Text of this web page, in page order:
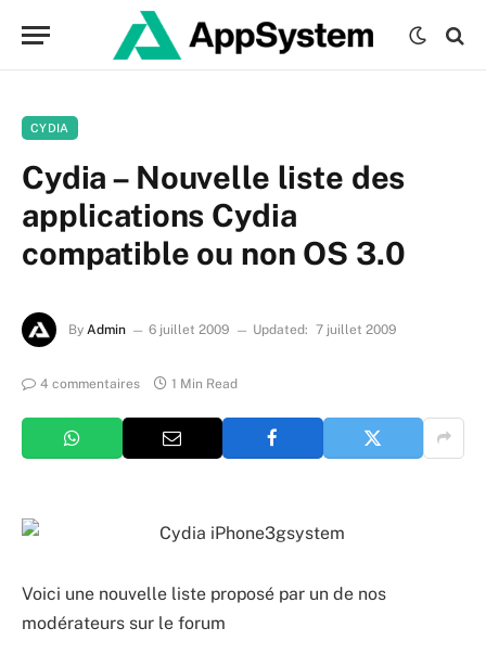
CYDIA
Cydia – Nouvelle liste des
applications Cydia
compatible ou non OS 3.0
By Admin 6 juillet 2009 Updated: 7 juillet 2009
4 commentaires 1 Min Read
Voici une nouvelle liste proposé par un de nos
modérateurs sur le forum